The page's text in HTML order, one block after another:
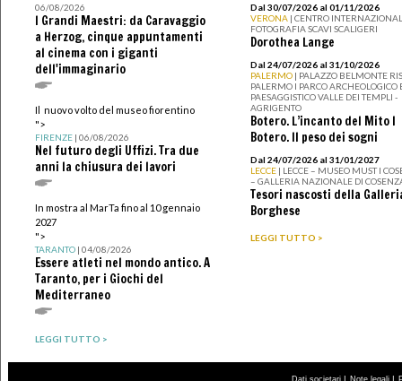
06/08/2026
I Grandi Maestri: da Caravaggio
a Herzog, cinque appuntamenti
al cinema con i giganti
dell'immaginario
Il nuovo volto del museo fiorentino
">
FIRENZE| 06/08/2026
Nel futuro degli Uffizi. Tra due
anni la chiusura dei lavori
In mostra al MarTa fino al 10 gennaio
2027
">
TARANTO| 04/08/2026
Essere atleti nel mondo antico. A
Taranto, per i Giochi del
Mediterraneo
LEGGI TUTTO >
Dal 30/07/2026 al 01/11/2026
VERONA | CENTRO
FOTOGRAFIA SCAVI SCALIGERI
Dorothea Lange
Dal 24/07/2026 al 31/10/2026
PALERMO | PALAZZO BELMONTE
PALERMO I PARCO ARCHEOLOGICO
PAESAGGISTICO VALLE DEI TEMPLI -
AGRIGENTO
Botero. L’incanto del Mito I
Botero. Il peso dei sogni
Dal 24/07/2026 al 31/01/2027
LECCE | LECCE – MUSEO MUST I
– GALLERIA NAZIONALE DI
Tesori nascosti della
Borghese
LEGGI TUTTO >
Dati societari | Note legali |